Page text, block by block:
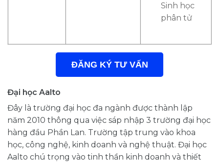
Sinh học
phân tử
ĐĂNG KÝ TƯ VẤN
Đại học Aalto
Đây là trường đại học đa ngành được thành lập
năm 2010 thông qua việc sáp nhập 3 trường đại học
hàng đầu Phần Lan. Trường tập trung vào khoa
học, công nghệ, kinh doanh và nghệ thuật. Đại học
Aalto chú trọng vào tinh thần kinh doanh và thiết